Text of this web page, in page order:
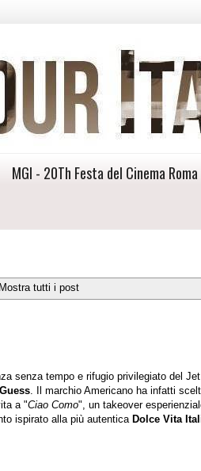
MGI - 20Th Festa del Cinema Roma
Mostra tutti i post
senza tempo e rifugio privilegiato del
Guess. Il marchio Americano ha infatti
a "Ciao Como", un takeover
ispirato alla più autentica Dolce Vita